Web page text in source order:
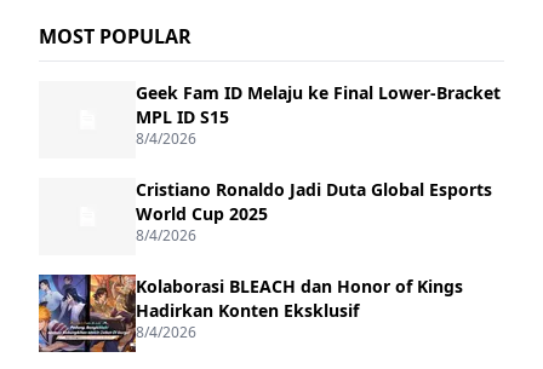
MOST POPULAR
Geek Fam ID Melaju ke Final Lower-Bracket
MPL ID S15
8/4/2026
Cristiano Ronaldo Jadi Duta Global Esports
World Cup 2025
8/4/2026
Kolaborasi BLEACH dan Honor of Kings
Hadirkan Konten Eksklusif
8/4/2026